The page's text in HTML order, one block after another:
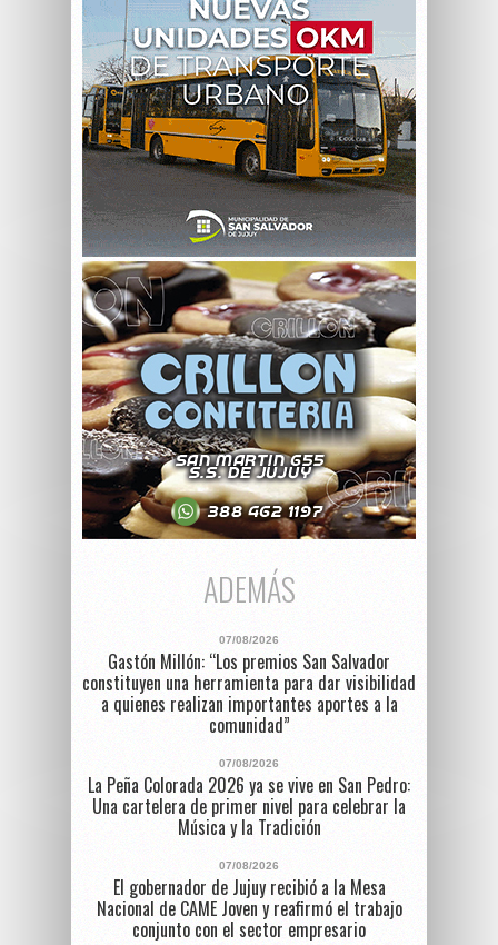
ADEMÁS
07/08/2026
Gastón Millón: “Los premios San Salvador
constituyen una herramienta para dar visibilidad
a quienes realizan importantes aportes a la
comunidad”
07/08/2026
La Peña Colorada 2026 ya se vive en San Pedro:
Una cartelera de primer nivel para celebrar la
Música y la Tradición
07/08/2026
El gobernador de Jujuy recibió a la Mesa
Nacional de CAME Joven y reafirmó el trabajo
conjunto con el sector empresario